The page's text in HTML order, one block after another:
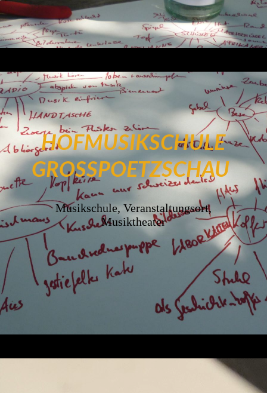
HOFMUSIKSCHULE
GROSSPOETZSCHAU
Musikschule, Veranstaltungsort,
Musiktheater